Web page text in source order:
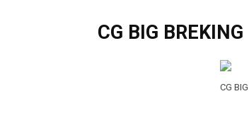
CG BIG BREKING
CG